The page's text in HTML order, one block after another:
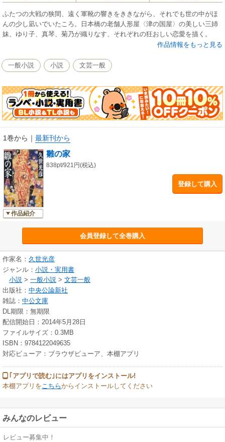
ふたつの大戦の狭間、遠く軍靴の響きをききながら、それでも世の中がほ
んの少し凪いでいたころ。日本橋の老舗人形屋〈津の国屋〉の美しい三姉
妹、ゆり子、真琴、菊乃が織りなす、それぞれの狂おしい恋愛を描く。
作品情報をもっと見る
一般小説 小説 文芸一般
1巻から ｜ 最新刊から
作品紹介
雛の家
838pt/921円(税込)
登録して購入
会員登録して全巻購入
作家名： 久世光彦
ジャンル： 小説・実用書
小説 > 一般小説 > 文芸一般
出版社： 中央公論新社
雑誌： 中公文庫
DL期限：無期限
配信開始日：2014年5月28日
ファイルサイズ：0.3MB
ISBN：9784122049635
対応ビューア：ブラウザビューア、本棚アプリ
｢アプリで読む｣にはアプリをインストール!
本棚アプリをこちらからインストールしてください
みんなのレビュー
レビュー募集中！